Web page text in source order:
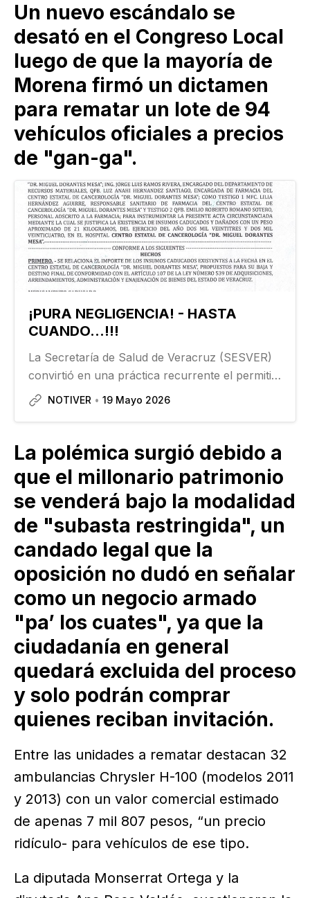
Un nuevo escándalo se
desató en el Congreso Local
luego de que la mayoría de
Morena firmó un dictamen
para rematar un lote de 94
vehículos oficiales a precios
de "gan-ga".
¡PURA NEGLIGENCIA! - HASTA
CUANDO...!!!
La Secretaría de Salud de Veracruz (SESVER)
convirtió en una práctica recurrente el permitir
que medicamento oncológico caduque en sus
bodegas. Así quedó asentado en un documento
(SESVER)…
NOTIVER 19 Mayo 2026
La polémica surgió debido a
que el millonario patrimonio
se venderá bajo la modalidad
de "subasta restringida", un
candado legal que la
oposición no dudó en señalar
como un negocio armado
"pa’ los cuates", ya que la
ciudadanía en general
quedará excluida del proceso
y solo podrán comprar
quienes reciban invitación.
Entre las unidades a rematar destacan 32
ambulancias Chrysler H-100 (modelos 2011
y 2013) con un valor comercial estimado
de apenas 7 mil 807 pesos, “un precio
ridículo- para vehículos de ese tipo.
La diputada Monserrat Ortega y la